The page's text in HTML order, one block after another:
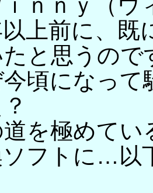
以上前に、
と思うので
頃になっ
を極めてい
フトに…以